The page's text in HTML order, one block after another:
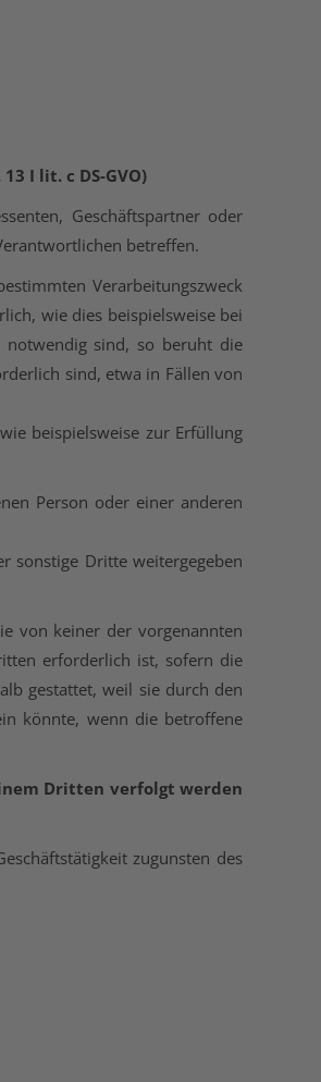
I lit. c DS-GVO)
Geschäftspartner oder
betreffen.
Verarbeitungszweck
wie dies beispielsweise bei
notwendig sind, so beruht die
sind, etwa in Fällen von
beispielsweise zur Erfüllung
Person oder einer anderen
sonstige Dritte weitergegeben
von keiner der vorgenannten
erforderlich ist, sofern die
gestattet, weil sie durch den
könnte, wenn die betroffene
Dritten verfolgt werden
zugunsten des